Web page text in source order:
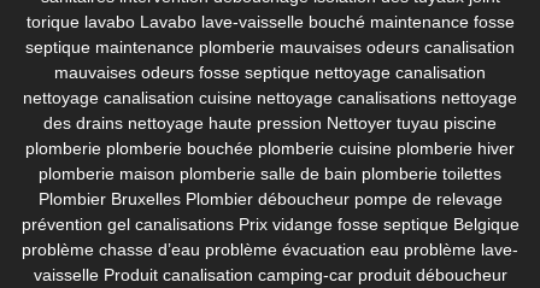
torique lavabo Lavabo lave-vaisselle bouché maintenance fosse
septique maintenance plomberie mauvaises odeurs canalisation
mauvaises odeurs fosse septique nettoyage canalisation
nettoyage canalisation cuisine nettoyage canalisations nettoyage
des drains nettoyage haute pression Nettoyer tuyau piscine
plomberie plomberie bouchée plomberie cuisine plomberie hiver
plomberie maison plomberie salle de bain plomberie toilettes
Plombier Bruxelles Plombier déboucheur pompe de relevage
prévention gel canalisations Prix vidange fosse septique Belgique
problème chasse d’eau problème évacuation eau problème lave-
vaisselle Produit canalisation camping-car produit déboucheur